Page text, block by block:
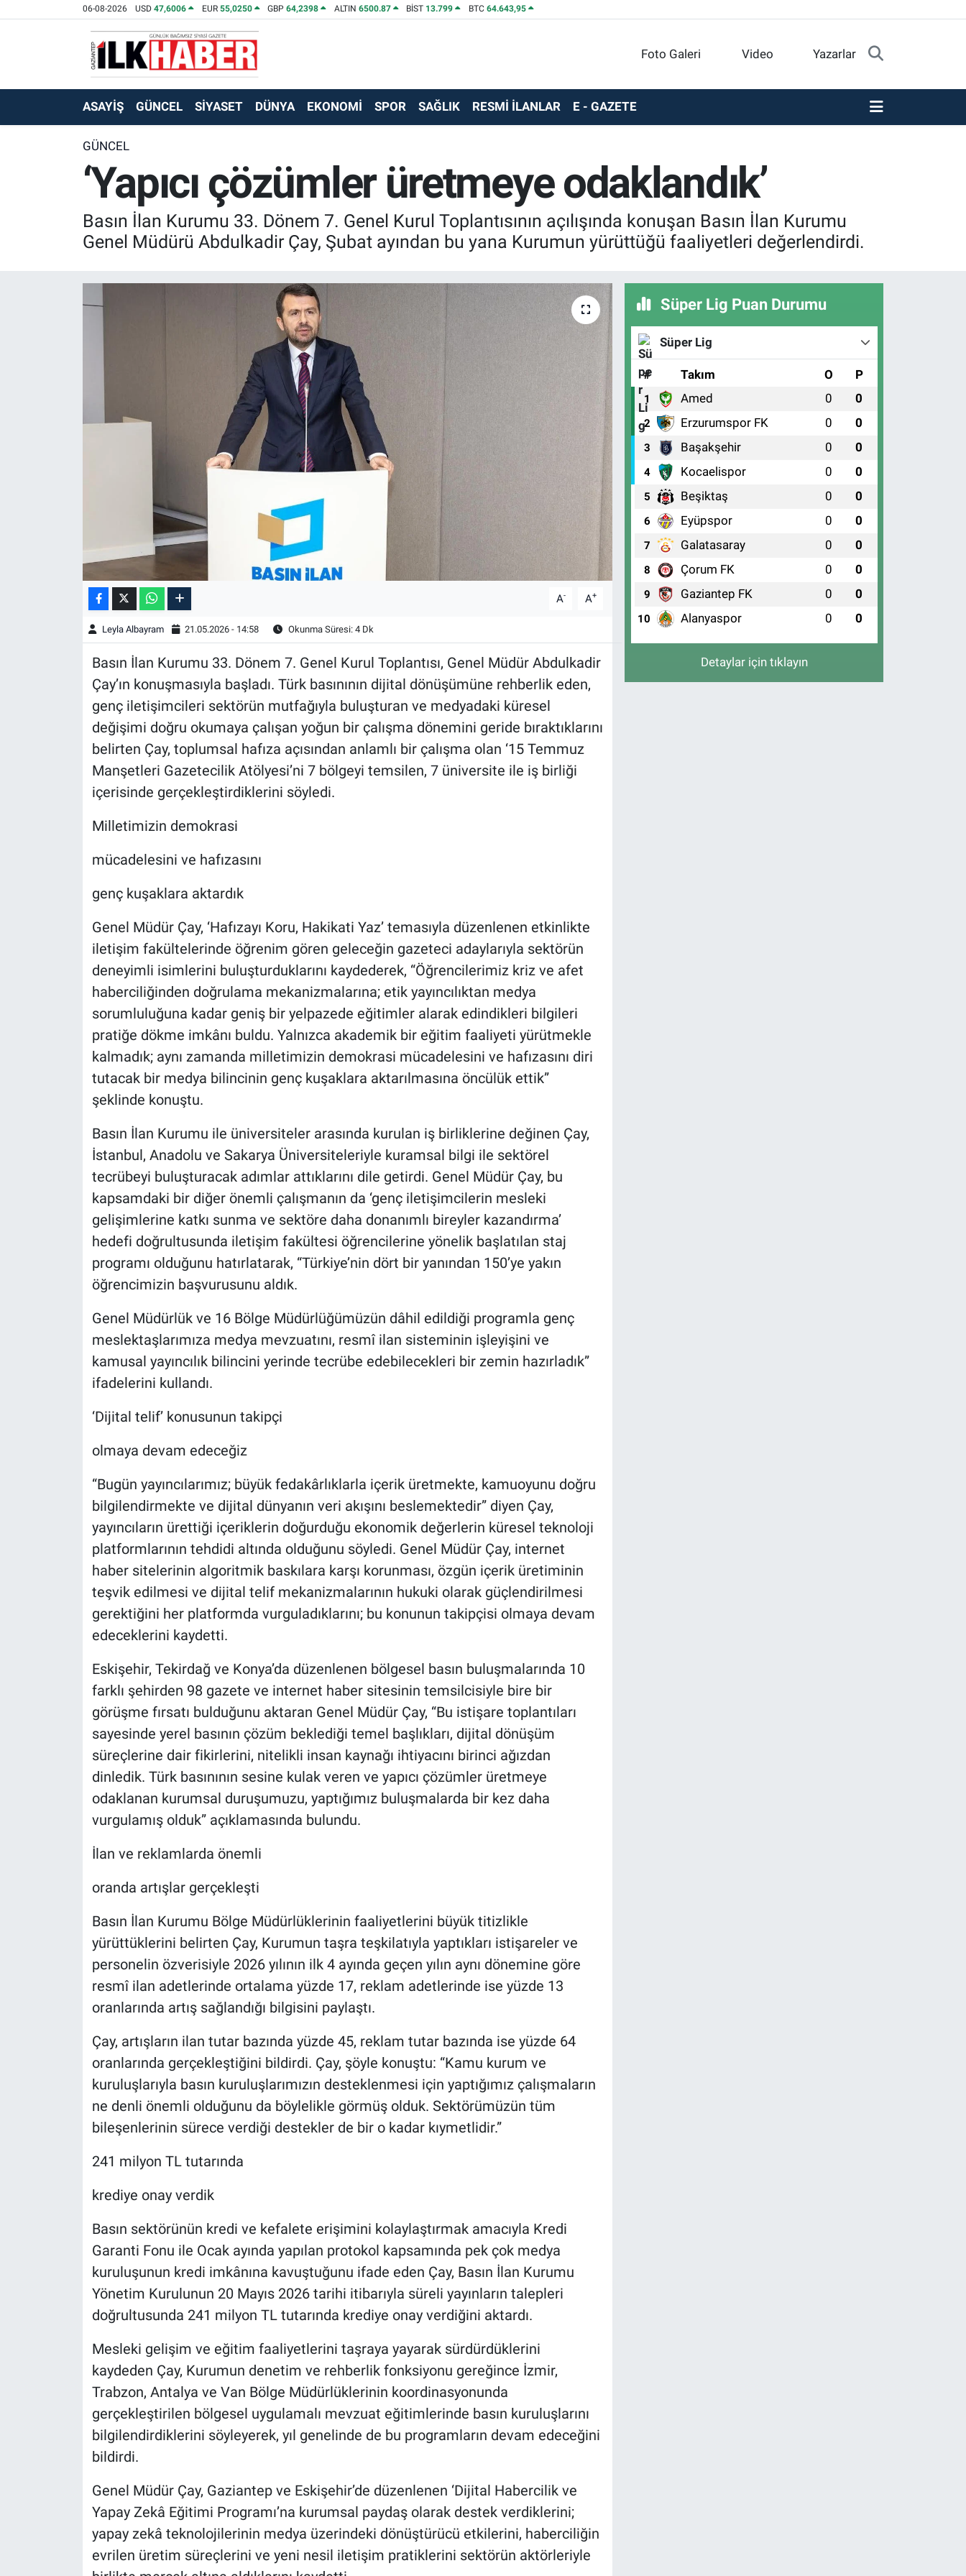
06-08-2026 USD47,6006 EUR 55,0250 GBP64,2398 ALTIN 6500.87 BİST 13.799 BTC 64.643,95
Foto Galeri Video Yazarlar
ASAYİŞ GÜNCEL SİYASET DÜNYA EKONOMİ SPOR SAĞLIK RESMİ İLANLAR E - GAZETE
GÜNCEL
‘Yapıcı çözümler üretmeye odaklandık’
Basın İlan Kurumu 33. Dönem 7. Genel Kurul Toplantısının açılışında konuşan Basın İlan Kurumu
Genel Müdürü Abdulkadir Çay, Şubat ayından bu yana Kurumun yürüttüğü faaliyetleri değerlendirdi.
A- A+
Leyla Albayram 21.05.2026 - 14:58 Okunma Süresi: 4 Dk
Basın İlan Kurumu 33. Dönem 7. Genel Kurul Toplantısı, Genel Müdür Abdulkadir
Çay’ın konuşmasıyla başladı. Türk basınının dijital dönüşümüne rehberlik eden,
genç iletişimcileri sektörün mutfağıyla buluşturan ve medyadaki küresel
değişimi doğru okumaya çalışan yoğun bir çalışma dönemini geride bıraktıklarını
belirten Çay, toplumsal hafıza açısından anlamlı bir çalışma olan ‘15 Temmuz
Manşetleri Gazetecilik Atölyesi’ni 7 bölgeyi temsilen, 7 üniversite ile iş birliği
içerisinde gerçekleştirdiklerini söyledi.
Milletimizin demokrasi
mücadelesini ve hafızasını
genç kuşaklara aktardık
Genel Müdür Çay, ‘Hafızayı Koru, Hakikati Yaz’ temasıyla düzenlenen etkinlikte
iletişim fakültelerinde öğrenim gören geleceğin gazeteci adaylarıyla sektörün
deneyimli isimlerini buluşturduklarını kaydederek, “Öğrencilerimiz kriz ve afet
haberciliğinden doğrulama mekanizmalarına; etik yayıncılıktan medya
sorumluluğuna kadar geniş bir yelpazede eğitimler alarak edindikleri bilgileri
pratiğe dökme imkânı buldu. Yalnızca akademik bir eğitim faaliyeti yürütmekle
kalmadık; aynı zamanda milletimizin demokrasi mücadelesini ve hafızasını diri
tutacak bir medya bilincinin genç kuşaklara aktarılmasına öncülük ettik”
şeklinde konuştu.
Basın İlan Kurumu ile üniversiteler arasında kurulan iş birliklerine değinen Çay,
İstanbul, Anadolu ve Sakarya Üniversiteleriyle kuramsal bilgi ile sektörel
tecrübeyi buluşturacak adımlar attıklarını dile getirdi. Genel Müdür Çay, bu
kapsamdaki bir diğer önemli çalışmanın da ‘genç iletişimcilerin mesleki
gelişimlerine katkı sunma ve sektöre daha donanımlı bireyler kazandırma’
hedefi doğrultusunda iletişim fakültesi öğrencilerine yönelik başlatılan staj
programı olduğunu hatırlatarak, “Türkiye’nin dört bir yanından 150’ye yakın
öğrencimizin başvurusunu aldık.
Genel Müdürlük ve 16 Bölge Müdürlüğümüzün dâhil edildiği programla genç
meslektaşlarımıza medya mevzuatını, resmî ilan sisteminin işleyişini ve
kamusal yayıncılık bilincini yerinde tecrübe edebilecekleri bir zemin hazırladık”
ifadelerini kullandı.
‘Dijital telif’ konusunun takipçi
olmaya devam edeceğiz
“Bugün yayıncılarımız; büyük fedakârlıklarla içerik üretmekte, kamuoyunu doğru
bilgilendirmekte ve dijital dünyanın veri akışını beslemektedir” diyen Çay,
yayıncıların ürettiği içeriklerin doğurduğu ekonomik değerlerin küresel teknoloji
platformlarının tehdidi altında olduğunu söyledi. Genel Müdür Çay, internet
haber sitelerinin algoritmik baskılara karşı korunması, özgün içerik üretiminin
teşvik edilmesi ve dijital telif mekanizmalarının hukuki olarak güçlendirilmesi
gerektiğini her platformda vurguladıklarını; bu konunun takipçisi olmaya devam
edeceklerini kaydetti.
Eskişehir, Tekirdağ ve Konya’da düzenlenen bölgesel basın buluşmalarında 10
farklı şehirden 98 gazete ve internet haber sitesinin temsilcisiyle bire bir
görüşme fırsatı bulduğunu aktaran Genel Müdür Çay, “Bu istişare toplantıları
sayesinde yerel basının çözüm beklediği temel başlıkları, dijital dönüşüm
süreçlerine dair fikirlerini, nitelikli insan kaynağı ihtiyacını birinci ağızdan
dinledik. Türk basınının sesine kulak veren ve yapıcı çözümler üretmeye
odaklanan kurumsal duruşumuzu, yaptığımız buluşmalarda bir kez daha
vurgulamış olduk” açıklamasında bulundu.
İlan ve reklamlarda önemli
oranda artışlar gerçekleşti
Basın İlan Kurumu Bölge Müdürlüklerinin faaliyetlerini büyük titizlikle
yürüttüklerini belirten Çay, Kurumun taşra teşkilatıyla yaptıkları istişareler ve
personelin özverisiyle 2026 yılının ilk 4 ayında geçen yılın aynı dönemine göre
resmî ilan adetlerinde ortalama yüzde 17, reklam adetlerinde ise yüzde 13
oranlarında artış sağlandığı bilgisini paylaştı.
Çay, artışların ilan tutar bazında yüzde 45, reklam tutar bazında ise yüzde 64
oranlarında gerçekleştiğini bildirdi. Çay, şöyle konuştu: “Kamu kurum ve
kuruluşlarıyla basın kuruluşlarımızın desteklenmesi için yaptığımız çalışmaların
ne denli önemli olduğunu da böylelikle görmüş olduk. Sektörümüzün tüm
bileşenlerinin sürece verdiği destekler de bir o kadar kıymetlidir.”
241 milyon TL tutarında
krediye onay verdik
Basın sektörünün kredi ve kefalete erişimini kolaylaştırmak amacıyla Kredi
Garanti Fonu ile Ocak ayında yapılan protokol kapsamında pek çok medya
kuruluşunun kredi imkânına kavuştuğunu ifade eden Çay, Basın İlan Kurumu
Yönetim Kurulunun 20 Mayıs 2026 tarihi itibarıyla süreli yayınların talepleri
doğrultusunda 241 milyon TL tutarında krediye onay verdiğini aktardı.
Mesleki gelişim ve eğitim faaliyetlerini taşraya yayarak sürdürdüklerini
kaydeden Çay, Kurumun denetim ve rehberlik fonksiyonu gereğince İzmir,
Trabzon, Antalya ve Van Bölge Müdürlüklerinin koordinasyonunda
gerçekleştirilen bölgesel uygulamalı mevzuat eğitimlerinde basın kuruluşlarını
bilgilendirdiklerini söyleyerek, yıl genelinde de bu programların devam edeceğini
bildirdi.
Genel Müdür Çay, Gaziantep ve Eskişehir’de düzenlenen ‘Dijital Habercilik ve
Yapay Zekâ Eğitimi Programı’na kurumsal paydaş olarak destek verdiklerini;
yapay zekâ teknolojilerinin medya üzerindeki dönüştürücü etkilerini, haberciliğin
evrilen üretim süreçlerini ve yeni nesil iletişim pratiklerini sektörün aktörleriyle
Süper Lig Puan Durumu
Süper Lig
# Takım O P
1 Amed 0 0
2 Erzurumspor FK 0 0
3 Başakşehir 0 0
4 Kocaelispor 0 0
5 Beşiktaş 0 0
6 Eyüpspor 0 0
7 Galatasaray 0 0
8 Çorum FK 0 0
9 Gaziantep FK 0 0
10 Alanyaspor 0 0
Detaylar için tıklayın
EKONOMİ
SİYASET
SAĞLIK
TEKNOLOJİ
KÜLTÜR - SANAT
Beyoğlu Hava Durumu
Beyoğlu Trafik Yoğunluk Haritası
Süper Lig Puan Durumu ve Fikstür
Tüm Manşetler
Son Dakika Haberleri
Haber Arşivi